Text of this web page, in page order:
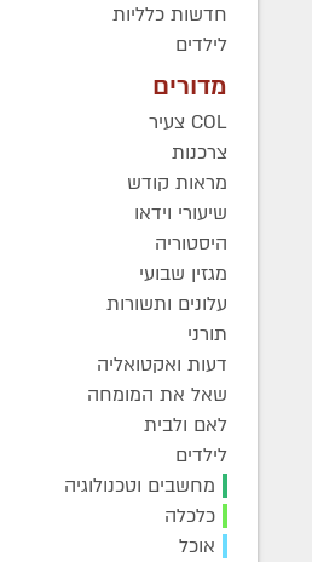
חדשות כלליות
לילדים
מדורים
COL צעיר
צרכנות
מראות קודש
שיעורי וידאו
היסטוריה
מגזין שבועי
עלונים ותשורות
תורני
דעות ואקטואליה
שאל את המומחה
לאם ולבית
לילדים
מחשבים וטכנולוגיה
כלכלה
אוכל